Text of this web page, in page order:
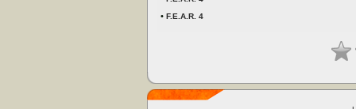
• F.E.A.R. 4